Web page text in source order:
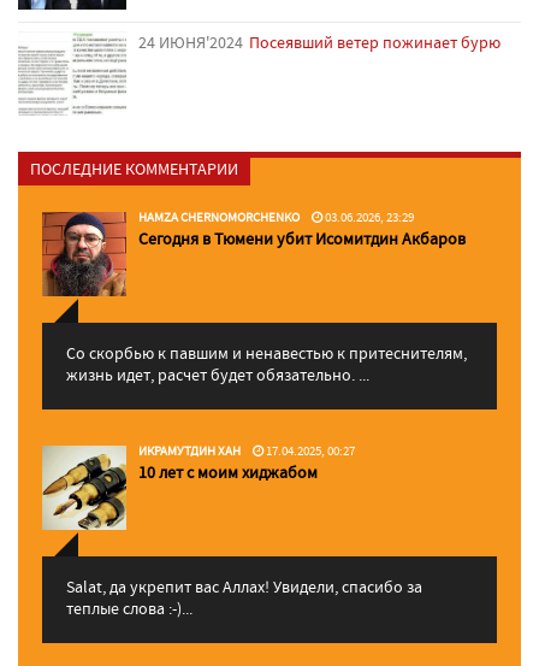
24 ИЮНЯ'2024 Посеявший ветер пожинает бурю
ПОСЛЕДНИЕ КОММЕНТАРИИ
HAMZA CHERNOMORCHENKO 03.06.2026, 23:29
Сегодня в Тюмени убит Исомитдин Акбаров
Со скорбью к павшим и ненавестью к притеснителям,
жизнь идет, расчет будет обязательно. ...
ИКРАМУТДИН ХАН 17.04.2025, 00:27
10 лет с моим хиджабом
Salat, да укрепит вас Аллаx! Увидели, спасибо за
теплые слова :-)...